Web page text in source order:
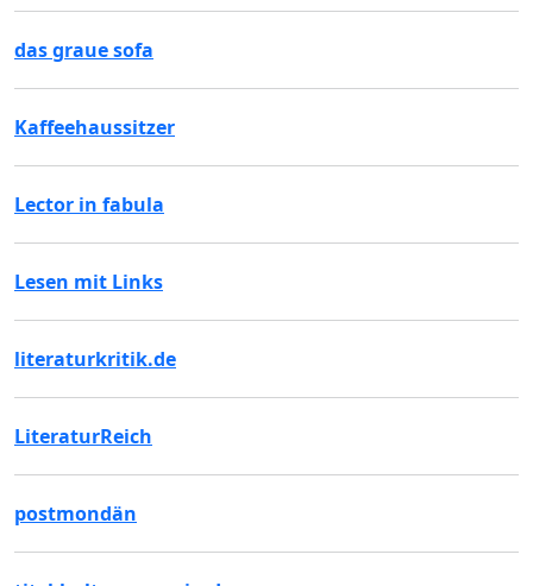
das graue sofa
Kaffeehaussitzer
Lector in fabula
Lesen mit Links
literaturkritik.de
LiteraturReich
postmondän